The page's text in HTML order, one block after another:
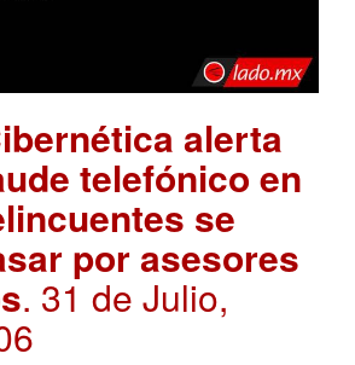
alerta
telefónico en
se
por asesores
. 31 de Julio,